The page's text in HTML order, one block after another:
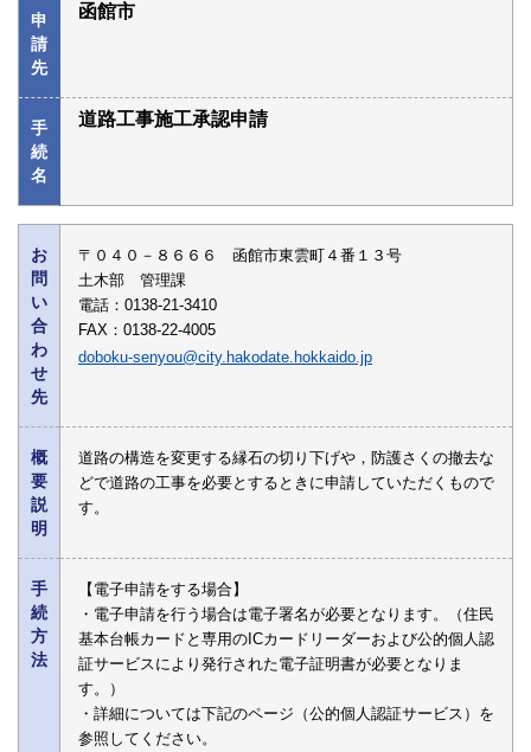
申
請
先
函館市
手
続
名
道路工事施工承認申請
お
問
い
合
わ
せ
先
〒０４０－８６６６ 函館市東雲町４番１３号
土木部 管理課
電話：0138-21-3410
FAX：0138-22-4005
doboku-senyou@city.hakodate.hokkaido.jp
概
要
説
明
道路の構造を変更する縁石の切り下げや，防護さくの撤去な
どで道路の工事を必要とするときに申請していただくもので
す。
手
続
方
法
【電子申請をする場合】
・電子申請を行う場合は電子署名が必要となります。（住民
基本台帳カードと専用のICカードリーダーおよび公的個人認
証サービスにより発行された電子証明書が必要となりま
す。）
・詳細については下記のページ（公的個人認証サービス）を
参照してください。